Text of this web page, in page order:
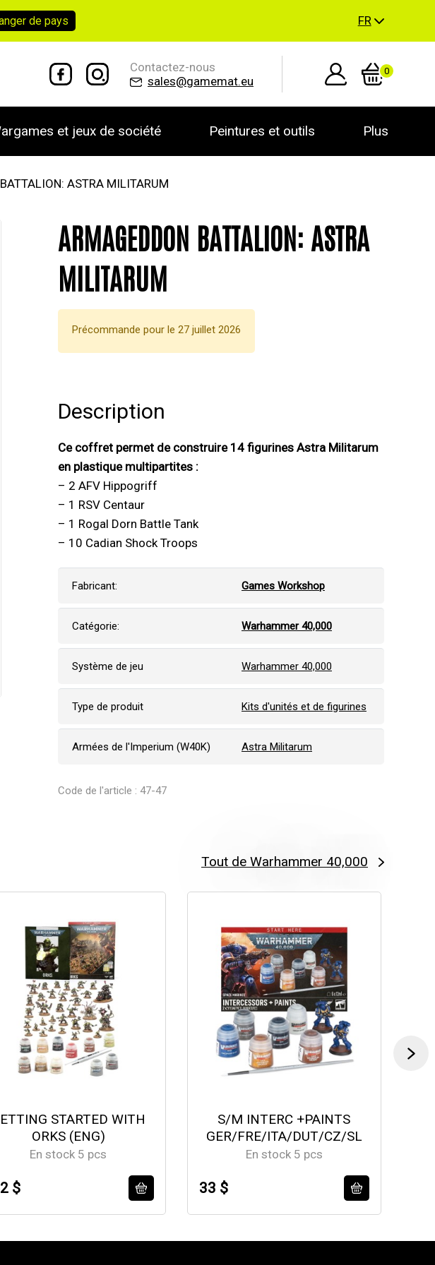
depays FR
Contactez-nous
sales@gamemat.eu
0
et jeux de société Peintures et outils Plus
ASTRA MILITARUM
ARMAGEDDON BATTALION: ASTRA
MILITARUM
Précommande pour le 27 juillet 2026
Description
Ce coffret permet de construire 14 figurines Astra Militarum
en plastique multipartites :
– 2 AFV Hippogriff
– 1 RSV Centaur
– 1 Rogal Dorn Battle Tank
– 10 Cadian Shock Troops
Fabricant: Games Workshop
Catégorie: Warhammer 40,000
Système de jeu Warhammer 40,000
Type de produit Kits d'unités et de figurines
Armées de l'Imperium (W40K) Astra Militarum
Code de l'article : 47-47
Tout de Warhammer 40,000
STARTED WITH
ORKS (ENG)
En stock 5 pcs
$
S/M INTERC +PAINTS
GER/FRE/ITA/DUT/CZ/SL
En stock 5 pcs
33 $